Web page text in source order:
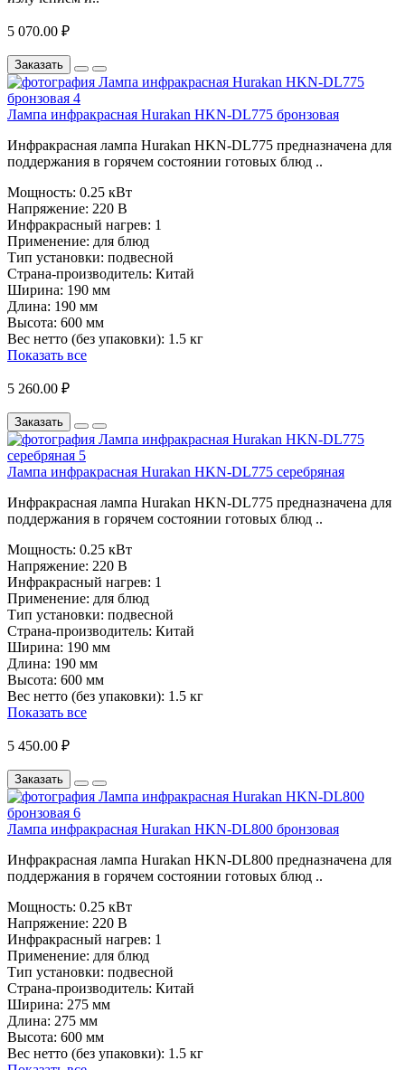
5 070.00 ₽
Заказать
Лампа инфракрасная Hurakan HKN-DL775 бронзовая
Инфракрасная лампа Hurakan HKN-DL775 предназначена для
поддержания в горячем состоянии готовых блюд ..
Мощность: 0.25 кВт
Напряжение: 220 В
Инфракрасный нагрев: 1
Применение: для блюд
Тип установки: подвесной
Страна-производитель: Китай
Ширина: 190 мм
Длина: 190 мм
Высота: 600 мм
Вес нетто (без упаковки): 1.5 кг
Показать все
5 260.00 ₽
Заказать
Лампа инфракрасная Hurakan HKN-DL775 серебряная
Инфракрасная лампа Hurakan HKN-DL775 предназначена для
поддержания в горячем состоянии готовых блюд ..
Мощность: 0.25 кВт
Напряжение: 220 В
Инфракрасный нагрев: 1
Применение: для блюд
Тип установки: подвесной
Страна-производитель: Китай
Ширина: 190 мм
Длина: 190 мм
Высота: 600 мм
Вес нетто (без упаковки): 1.5 кг
Показать все
5 450.00 ₽
Заказать
Лампа инфракрасная Hurakan HKN-DL800 бронзовая
Инфракрасная лампа Hurakan HKN-DL800 предназначена для
поддержания в горячем состоянии готовых блюд ..
Мощность: 0.25 кВт
Напряжение: 220 В
Инфракрасный нагрев: 1
Применение: для блюд
Тип установки: подвесной
Страна-производитель: Китай
Ширина: 275 мм
Длина: 275 мм
Высота: 600 мм
Вес нетто (без упаковки): 1.5 кг